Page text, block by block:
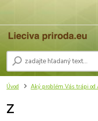
Úvod Aký problém Vás trápi od
Z